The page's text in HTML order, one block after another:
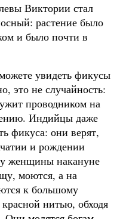
Виктории стал
растение было
и было почти в
увидеть фикусы
это не случайность:
проводником на
Индийцы даже
фикуса: они верят,
и рождении
женщины накануне
моются, а на
к большому
нитью, обходя